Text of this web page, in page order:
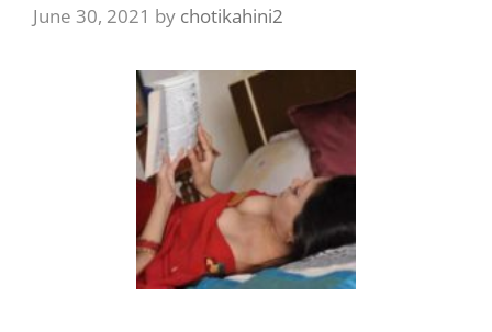
June 30, 2021 by chotikahini2